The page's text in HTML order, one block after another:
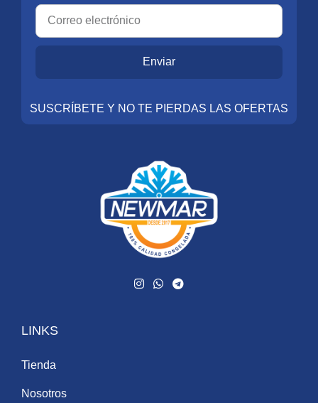
Enviar
SUSCRÍBETE Y NO TE PIERDAS LAS OFERTAS
LINKS
Tienda
Nosotros